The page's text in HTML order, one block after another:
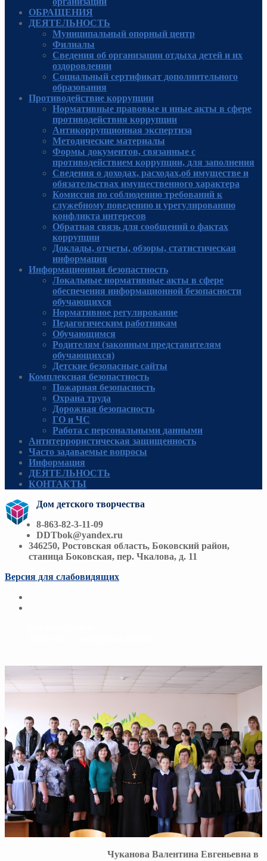
ОБРАЩЕНИЯ
ДЕЯТЕЛЬНОСТЬ
Муниципальный опорный центр
Филиалы
Сведения об организации отдыха детей и их
оздоровлении
Социальный сертификат дополнительного
образования
Противодействие коррупции
Нормативные правовые и иные акты в сфере
противодействия коррупции
Антикоррупционная экспертиза
Методические материалы
Формы документов, связанные с
противодействием коррупции, для заполнения
Сведения о доходах, расходах,об имуществе и
обязательствах имущественного характера
Комиссия по соблюдению требований к
служебному поведению и урегулированию
конфликта интересов
Обратная связь для сообщений о фактах
коррупции
Доклады, отчеты, обзоры, статистическая
информация
Информационная безопастность
Локальные нормативные акты в сфере
обеспечения информационной безопасности
обучающихся
Нормативное регулирование
Педагогическим работникам
Обучающимся
Родителям (законным представителям
обучающихся)
Детские безопасные сайты
Комплексная безопастность
Пожарная безопасность
Охрана труда
Дорожная безопасность
ГО и ЧС
Работа с персональными данными
Антитеррористическая защищенность
Часто задаваемые вопросы
Информация
ДЕЯТЕЛЬНОСТЬ
КОНТАКТЫ
Дом детского творчества
8-863-82-3-11-09
DDTbok@yandex.ru
346250, Ростовская область, Боковский район,
станица Боковская, пер. Чкалова, д. 11
Версия для слабовидящих
Чуканова Валентина Евгеньевна в